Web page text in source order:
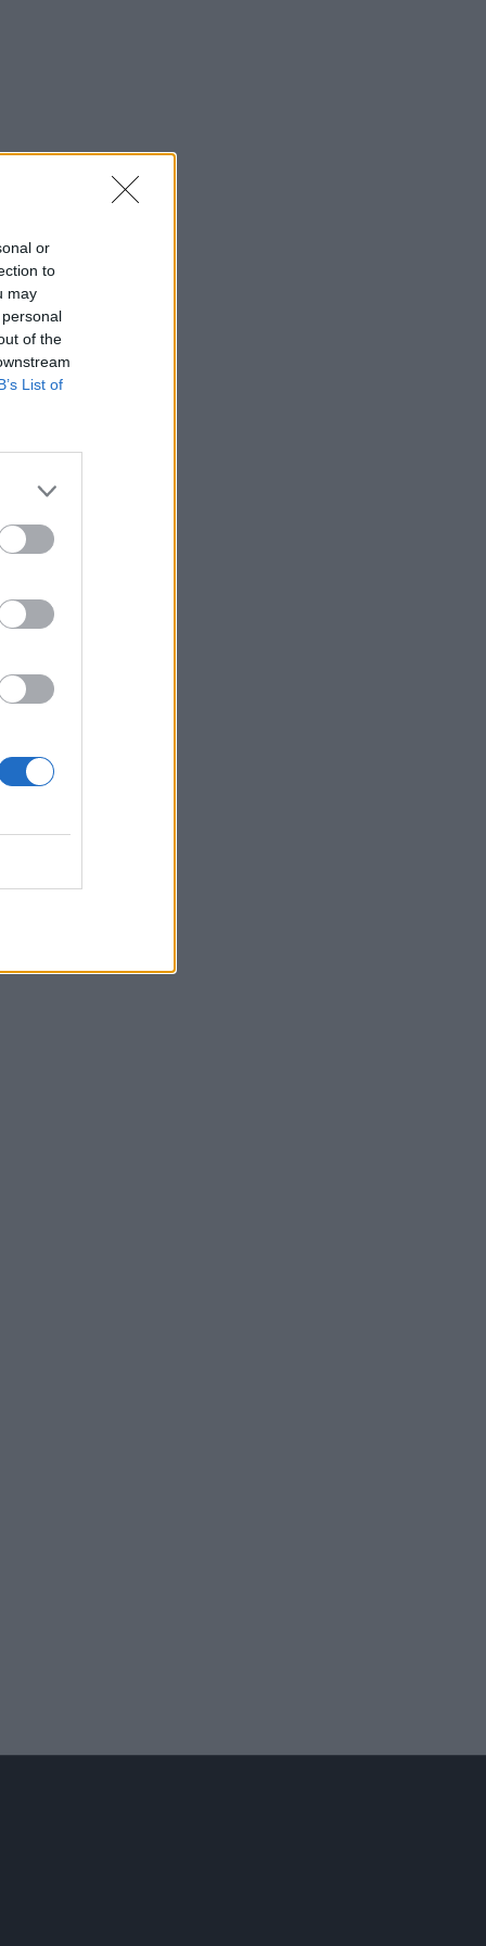
or
to
may
of the
List of
09:33ΠΟΔΟΣΦΑΙΡΟ
Ελληνική λάμψη σε ιστορικό παιχνίδι